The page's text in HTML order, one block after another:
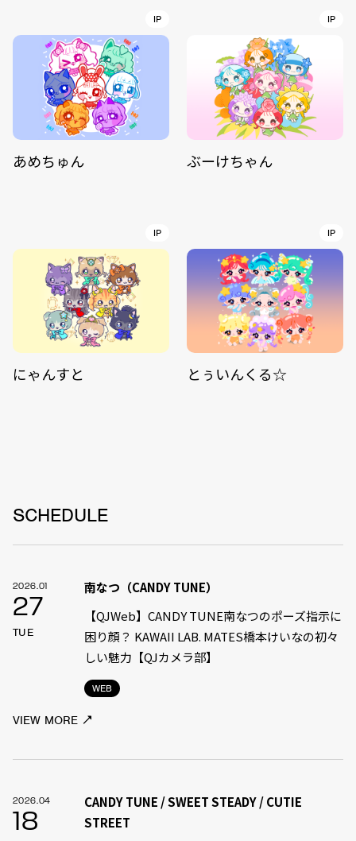
IP
あめちゅん
IP
ぶーけちゃん
IP
にゃんすと
IP
とぅいんくる☆
SCHEDULE
2026.01
27
TUE
WEB
南なつ（CANDY TUNE）
【QJWeb】CANDY TUNE南なつのポーズ指示に
困り顔？ KAWAII LAB. MATES橋本けいなの初々
しい魅力【QJカメラ部】
VIEW MORE
2026.04
18
CANDY TUNE / SWEET STEADY / CUTIE
STREET